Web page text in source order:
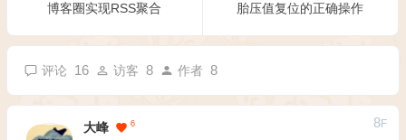
博客圈实现RSS聚合
胎压值复位的正确操作
评论 16 访客 8 作者 8
大峰 6 8F